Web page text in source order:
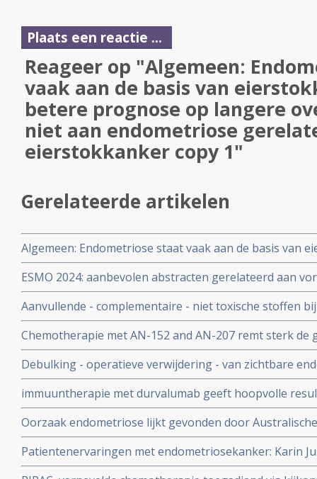
Plaats een reactie ...
Reageer op "Algemeen:
vaak aan de basis van
betere prognose op langere
niet aan endometriose
eierstokkanker copy 1"
Gerelateerde artikelen
Algemeen: Endometriose staat vaak aan de basis van
prognose op langere overlevingstijd dan niet aan
eierstokkanker copy 1
ESMO 2024: aanbevolen abstracten gerelateerd aan
vormen van kanker zoals eierstokkanker,
baarmoederkanker, vulvakanker en
en oncologen wereldwijd
Aanvullende - complementaire - niet toxische stoffen
overzicht
Chemotherapie met AN-152 and AN-207 remt sterk de
kanker vanuit endometriose - baarmoederkanker met
Debulking - operatieve verwijdering - van zichtbare
eierstokkanker
immuuntherapie met durvalumab geeft hoopvolle
gevorderde buikvlieskanker - buikvliestumoren na
chemokuren
Oorzaak endometriose lijkt gevonden door
ontdekking van betrokken genen
Patientenervaringen met endometriosekanker: Karin
als onbehandelbare vorm van endometriosekanker